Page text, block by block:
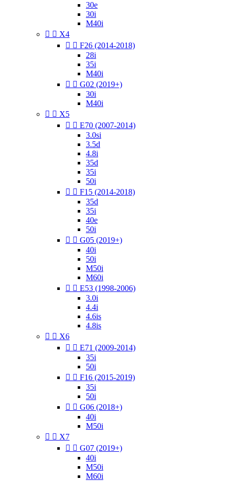
30e
30i
M40i
  X4
  F26 (2014-2018)
28i
35i
M40i
  G02 (2019+)
30i
M40i
  X5
  E70 (2007-2014)
3.0si
3.5d
4.8i
35d
35i
50i
  F15 (2014-2018)
35d
35i
40e
50i
  G05 (2019+)
40i
50i
M50i
M60i
  E53 (1998-2006)
3.0i
4.4i
4.6is
4.8is
  X6
  E71 (2009-2014)
35i
50i
  F16 (2015-2019)
35i
50i
  G06 (2018+)
40i
M50i
  X7
  G07 (2019+)
40i
M50i
M60i